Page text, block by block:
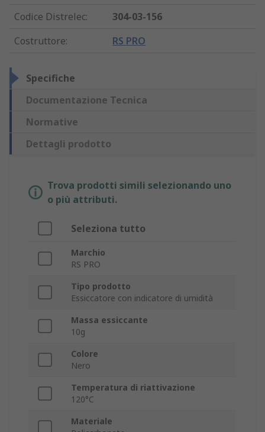
Codice Distrelec:
304-03-156
Costruttore: RS PRO
Specifiche
Documentazione Tecnica
Normative
Dettagli prodotto
Trova prodotti simili selezionando uno
o più attributi.
Seleziona tutto
Marchio
RS PRO
Tipo prodotto
Essiccatore con indicatore di umidità
Massa essiccante
10g
Colore
Nero
Temperatura di riattivazione
120°C
Materiale